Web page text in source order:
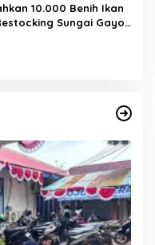
10.000 Benih Ikan
Sungai Gayo